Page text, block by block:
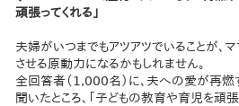
頑張ってくれる」
夫婦がいつまでもアツアツでいることが、
させる原動力になるかもしれません。
全回答者（1,000名）に、夫への愛が再燃
聞いたところ、「子どもの教育や育児を頑張